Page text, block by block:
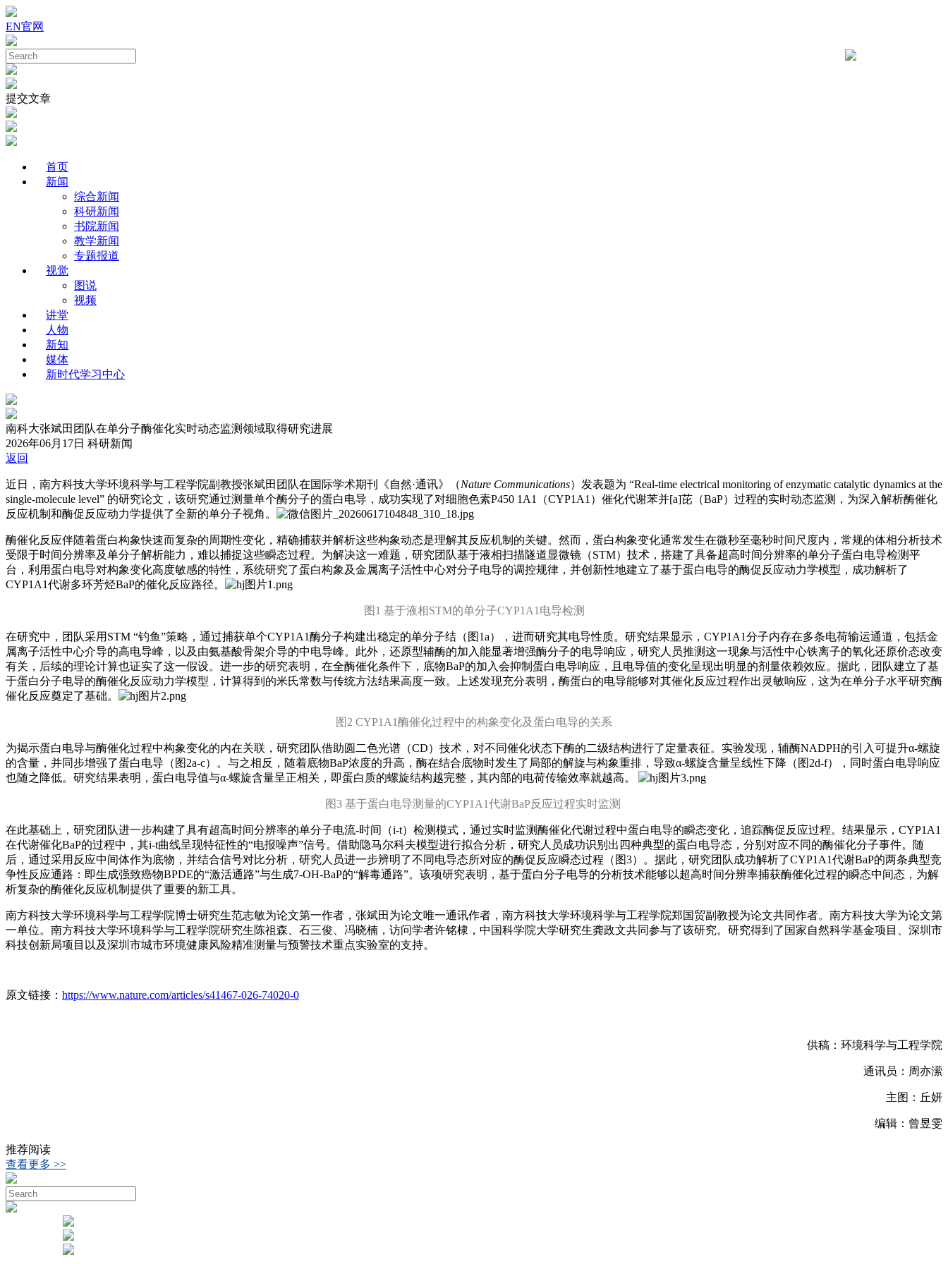
EN官网
提交文章
首页
新闻
综合新闻
科研新闻
书院新闻
教学新闻
专题报道
视觉
图说
视频
讲堂
人物
新知
媒体
新时代学习中心
南科大张斌田团队在单分子酶催化实时动态监测领域取得研究进展
2026年06月17日 科研新闻
返回
近日，南方科技大学环境科学与工程学院副教授张斌田团队在国际学术期刊《自然·通讯》（Nature Communications）发表题为 “Real-time electrical monitoring of enzymatic catalytic dynamics at the
single-molecule level” 的研究论文，该研究通过测量单个酶分子的蛋白电导，成功实现了对细胞色素P450 1A1（CYP1A1）催化代谢苯并[a]芘（BaP）过程的实时动态监测，为深入解析酶催化
反应机制和酶促反应动力学提供了全新的单分子视角。
酶催化反应伴随着蛋白构象快速而复杂的周期性变化，精确捕获并解析这些构象动态是理解其反应机制的关键。然而，蛋白构象变化通常发生在微秒至毫秒时间尺度内，常规的体相分析技术
受限于时间分辨率及单分子解析能力，难以捕捉这些瞬态过程。为解决这一难题，研究团队基于液相扫描隧道显微镜（STM）技术，搭建了具备超高时间分辨率的单分子蛋白电导检测平
台，利用蛋白电导对构象变化高度敏感的特性，系统研究了蛋白构象及金属离子活性中心对分子电导的调控规律，并创新性地建立了基于蛋白电导的酶促反应动力学模型，成功解析了
CYP1A1代谢多环芳烃BaP的催化反应路径。
图1 基于液相STM的单分子CYP1A1电导检测
在研究中，团队采用STM “钓鱼”策略，通过捕获单个CYP1A1酶分子构建出稳定的单分子结（图1a），进而研究其电导性质。研究结果显示，CYP1A1分子内存在多条电荷输运通道，包括金
属离子活性中心介导的高电导峰，以及由氨基酸骨架介导的中电导峰。此外，还原型辅酶的加入能显著增强酶分子的电导响应，研究人员推测这一现象与活性中心铁离子的氧化还原价态改变
有关，后续的理论计算也证实了这一假设。进一步的研究表明，在全酶催化条件下，底物BaP的加入会抑制蛋白电导响应，且电导值的变化呈现出明显的剂量依赖效应。据此，团队建立了基
于蛋白分子电导的酶催化反应动力学模型，计算得到的米氏常数与传统方法结果高度一致。上述发现充分表明，酶蛋白的电导能够对其催化反应过程作出灵敏响应，这为在单分子水平研究酶
催化反应奠定了基础。
图2 CYP1A1酶催化过程中的构象变化及蛋白电导的关系
为揭示蛋白电导与酶催化过程中构象变化的内在关联，研究团队借助圆二色光谱（CD）技术，对不同催化状态下酶的二级结构进行了定量表征。实验发现，辅酶NADPH的引入可提升α-螺旋
的含量，并同步增强了蛋白电导（图2a-c）。与之相反，随着底物BaP浓度的升高，酶在结合底物时发生了局部的解旋与构象重排，导致α-螺旋含量呈线性下降（图2d-f），同时蛋白电导响应
也随之降低。研究结果表明，蛋白电导值与α-螺旋含量呈正相关，即蛋白质的螺旋结构越完整，其内部的电荷传输效率就越高。
图3 基于蛋白电导测量的CYP1A1代谢BaP反应过程实时监测
在此基础上，研究团队进一步构建了具有超高时间分辨率的单分子电流-时间（i-t）检测模式，通过实时监测酶催化代谢过程中蛋白电导的瞬态变化，追踪酶促反应过程。结果显示，CYP1A1
在代谢催化BaP的过程中，其i-t曲线呈现特征性的“电报噪声”信号。借助隐马尔科夫模型进行拟合分析，研究人员成功识别出四种典型的蛋白电导态，分别对应不同的酶催化分子事件。随
后，通过采用反应中间体作为底物，并结合信号对比分析，研究人员进一步辨明了不同电导态所对应的酶促反应瞬态过程（图3）。据此，研究团队成功解析了CYP1A1代谢BaP的两条典型竞
争性反应通路：即生成强致癌物BPDE的“激活通路”与生成7-OH-BaP的“解毒通路”。该项研究表明，基于蛋白分子电导的分析技术能够以超高时间分辨率捕获酶催化过程的瞬态中间态，为解
析复杂的酶催化反应机制提供了重要的新工具。
南方科技大学环境科学与工程学院博士研究生范志敏为论文第一作者，张斌田为论文唯一通讯作者，南方科技大学环境科学与工程学院郑国贸副教授为论文共同作者。南方科技大学为论文第
一单位。南方科技大学环境科学与工程学院研究生陈祖森、石三俊、冯晓楠，访问学者许铭棣，中国科学院大学研究生龚政文共同参与了该研究。研究得到了国家自然科学基金项目、深圳市
科技创新局项目以及深圳市城市环境健康风险精准测量与预警技术重点实验室的支持。
原文链接： https://www.nature.com/articles/s41467-026-74020-0
供稿：环境科学与工程学院
通讯员：周亦潆
主图：丘妍
编辑：曾昱雯
推荐阅读
查看更多 >>